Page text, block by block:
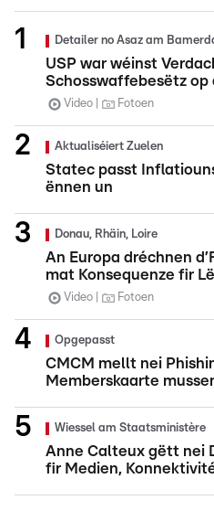
Detailer no Asaz am
USP war wéinst
Schosswaffebesëtz op
Video Fotoen
Aktualiséiert Zuelen
Statec passt
ënnen un
Donau, Rhäin, Loire
An Europa dréchnen
mat Konsequenze fir
Video Fotoen
Opgepasst
CMCM mellt nei
Memberskaarte
Wiessel am Staatsministère
Anne Calteux gëtt nei
fir Medien,